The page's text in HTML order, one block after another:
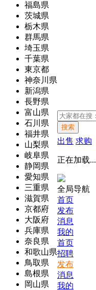
福島県
茨城県
栃木県
群馬県
埼玉県
千葉県
東京都
神奈川県
新潟県
長野県
富山県
石川県
福井県
山梨県
岐阜県
静岡県
愛知県
三重県
滋賀県
京都府
大阪府
兵庫県
奈良県
和歌山県
鳥取県
島根県
岡山県
搜索
出售 求购
正在加载...
全局导航
首页
发布
消息
我的
首页
招聘
发布
消息
我的